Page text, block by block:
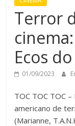
Terror
Ecos
01/09/2023
TOC TOC TOC
americano de
(Marianne,